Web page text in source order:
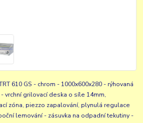
610 GS - chrom - 1000x600x280 - rýhovaná
vrchní grilovací deska o síle 14mm,
zóna, piezzo zapalování, plynulá regulace
lemování - zásuvka na odpadní tekutiny -